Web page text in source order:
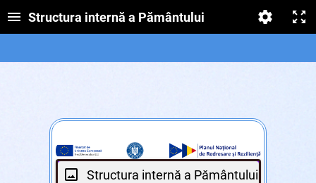
Structura internă a Pământului
Structura internă a Pământului